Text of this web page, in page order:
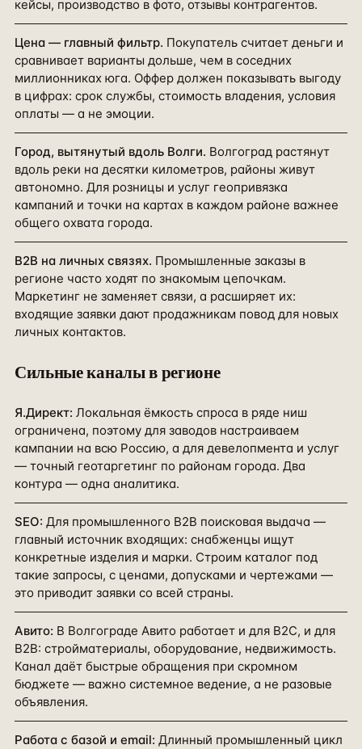
кейсы, производство в фото, отзывы контрагентов.
Цена — главный фильтр. Покупатель считает деньги и
сравнивает варианты дольше, чем в соседних
миллионниках юга. Оффер должен показывать выгоду
в цифрах: срок службы, стоимость владения, условия
оплаты — а не эмоции.
Город, вытянутый вдоль Волги. Волгоград растянут
вдоль реки на десятки километров, районы живут
автономно. Для розницы и услуг геопривязка
кампаний и точки на картах в каждом районе важнее
общего охвата города.
B2B на личных связях. Промышленные заказы в
регионе часто ходят по знакомым цепочкам.
Маркетинг не заменяет связи, а расширяет их:
входящие заявки дают продажникам повод для новых
личных контактов.
Сильные каналы врегионе
Я.Директ: Локальная ёмкость спроса в ряде ниш
ограничена, поэтому для заводов настраиваем
кампании на всю Россию, а для девелопмента и услуг
— точный геотаргетинг по районам города. Два
контура — одна аналитика.
SEO: Для промышленного B2B поисковая выдача —
главный источник входящих: снабженцы ищут
конкретные изделия и марки. Строим каталог под
такие запросы, с ценами, допусками и чертежами —
это приводит заявки со всей страны.
Авито: В Волгограде Авито работает и для B2C, и для
B2B: стройматериалы, оборудование, недвижимость.
Канал даёт быстрые обращения при скромном
бюджете — важно системное ведение, а не разовые
объявления.
Работа с базой и email: Длинный промышленный цикл